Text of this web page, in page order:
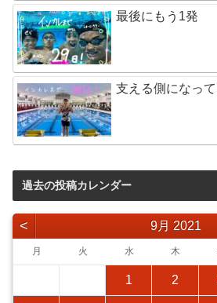
最後にもう1発
支える側になっ
過去の投稿カレンダー
< 9月 2021
月 火 水 木
1 2